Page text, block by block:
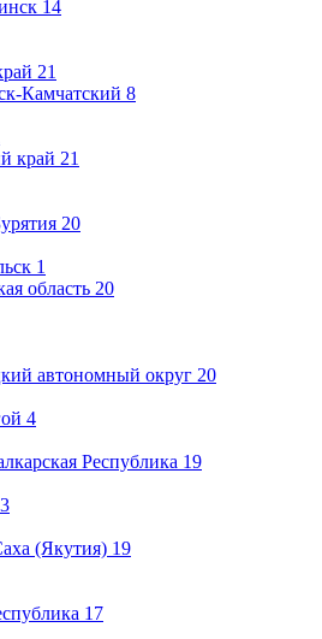
14
21
Камчатский 8
край 21
20
1
область 20
автономный округ 20
4
Республика 19
3
(Якутия) 19
17